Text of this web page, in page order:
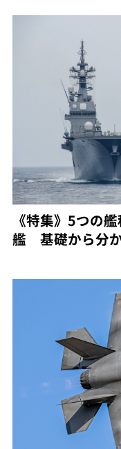
《特集》5つの
艦 基礎から分